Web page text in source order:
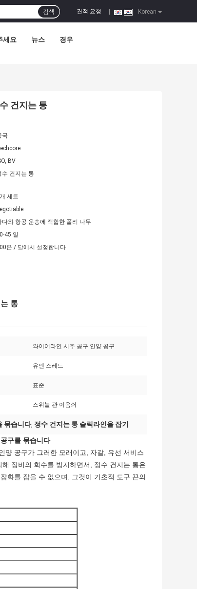
Korean
견적 요청
검색
세요 뉴스 경우
건지는 통
국
BV
수 건지는 통
세트
다와 항공 운송에 적합한 폴리 나무
45 일
은 / 달에서 설정합니다
통
와이어라인 시추 공구 인양 공구
유엔 스레드
표준
스위블 관 이음쇠
묶습니다, 정수 건지는 통 슬릭라인을 잡기
구를 묶습니다
양 공구가 그러한 모래이고, 자갈, 유선 서비스
장비의 회수를 방지하면서, 정수 건지는 통은
화를 잡을 수 없으며, 그것이 기초적 도구 끈의